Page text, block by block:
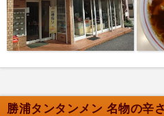
勝浦タンタンメン 名物の辛